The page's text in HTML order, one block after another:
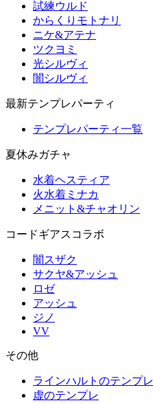
試練ウルド
からくりモトナリ
ニケ&アテナ
ツクヨミ
光シルヴィ
闇シルヴィ
最新テンプレパーティ
テンプレパーティ一覧
夏休みガチャ
水着ヘスティア
火水着ミナカ
メニット&チャオリン
コードギアスコラボ
闇スザク
サクヤ&アッシュ
ロゼ
アッシュ
ジノ
VV
その他
ラインハルトのテンプレ
虚のテンプレ